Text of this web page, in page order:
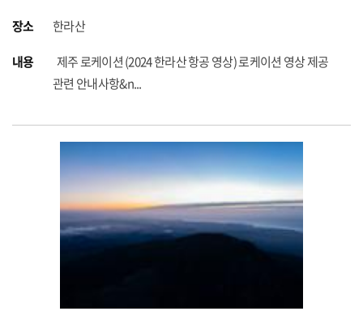
장소
한라산
내용
제주 로케이션 (2024 한라산 항공 영상) 로케이션 영상 제공
관련 안내사항&n...